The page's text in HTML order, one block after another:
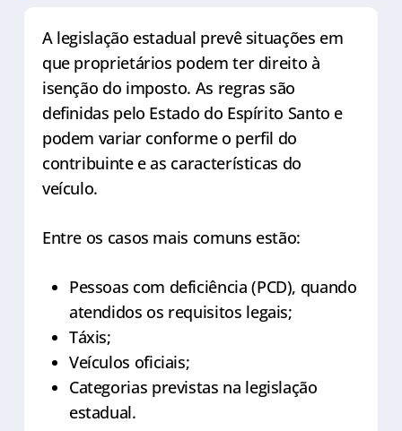
A legislação estadual prevê situações em
que proprietários podem ter direito à
isenção do imposto. As regras são
definidas pelo Estado do Espírito Santo e
podem variar conforme o perfil do
contribuinte e as características do
veículo.
Entre os casos mais comuns estão:
Pessoas com deficiência (PCD), quando
atendidos os requisitos legais;
Táxis;
Veículos oficiais;
Categorias previstas na legislação
estadual.